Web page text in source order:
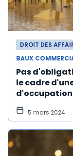
DROIT DES
BAUX
Pas
le cadre
5 mars 2024